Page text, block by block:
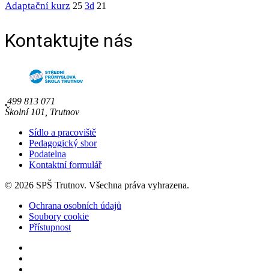
Adaptační kurz 25 3d 21
Kontaktujte nás
499 813 071
Školní 101, Trutnov
Sídlo a pracoviště
Pedagogický sbor
Podatelna
Kontaktní formulář
© 2026 SPŠ Trutnov. Všechna práva vyhrazena.
Ochrana osobních údajů
Soubory cookie
Přístupnost